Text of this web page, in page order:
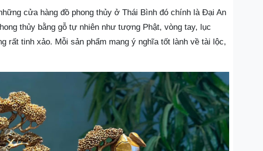
cửa hàng đồ phong thủy ở Thái Bình đó chính là Đại An
thủy bằng gỗ tự nhiên như tượng Phật, vòng tay, lục
rất tinh xảo. Mỗi sản phẩm mang ý nghĩa tốt lành về tài lộc,